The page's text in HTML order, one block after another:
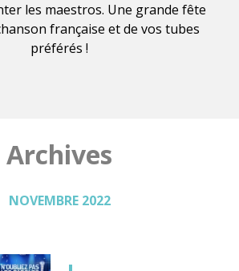
les maestros. Une grande fête
française et de vos tubes
préférés !
Archives
NOVEMBRE 2022